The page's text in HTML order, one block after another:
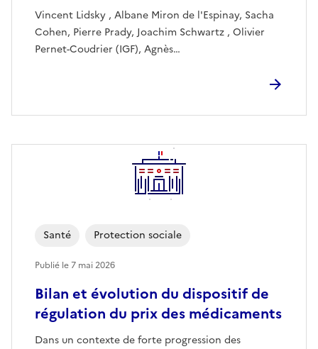
Vincent Lidsky , Albane Miron de l'Espinay, Sacha
Cohen, Pierre Prady, Joachim Schwartz , Olivier
Pernet-Coudrier (IGF), Agnès…
Bilan et évolution du dispositif de
régulation du prix des médicaments
Dans un contexte de forte progression des
Santé Protection sociale
Publié le7 mai 2026